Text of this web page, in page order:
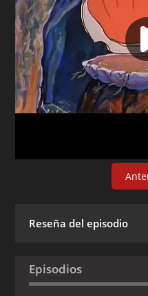
Reseña del episodio
Episodios